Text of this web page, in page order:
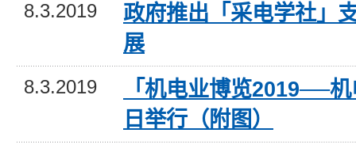
8.3.2019
政府推出「采电学社」
展
8.3.2019
「机电业博览2019──
日举行（附图）